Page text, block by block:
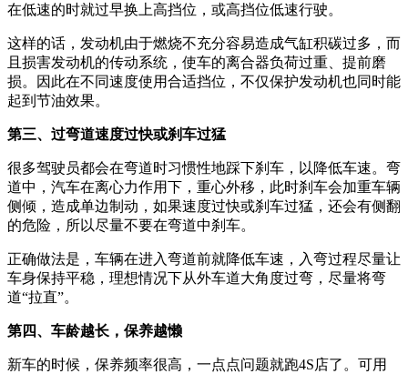
在低速的时就过早换上高挡位，或高挡位低速行驶。
这样的话，发动机由于燃烧不充分容易造成气缸积碳过多，而
且损害发动机的传动系统，使车的离合器负荷过重、提前磨
损。因此在不同速度使用合适挡位，不仅保护发动机也同时能
起到节油效果。
第三、过弯道速度过快或刹车过猛
很多驾驶员都会在弯道时习惯性地踩下刹车，以降低车速。弯
道中，汽车在离心力作用下，重心外移，此时刹车会加重车辆
侧倾，造成单边制动，如果速度过快或刹车过猛，还会有侧翻
的危险，所以尽量不要在弯道中刹车。
正确做法是，车辆在进入弯道前就降低车速，入弯过程尽量让
车身保持平稳，理想情况下从外车道大角度过弯，尽量将弯
道“拉直”。
第四、车龄越长，保养越懒
新车的时候，保养频率很高，一点点问题就跑4S店了。可用